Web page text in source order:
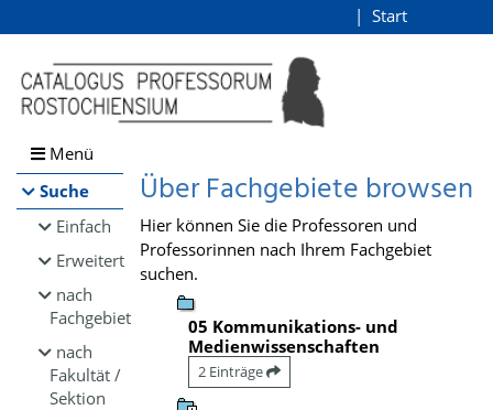
Browsen
direkt zum Inhalt
Start
Menü
Suche
Einfach
Erweitert
nach
Fachgebiet
nach
Fakultät /
Sektion
Über Fachgebiete browsen
Hier können Sie die Professoren und
Professorinnen nach Ihrem Fachgebiet
suchen.
05 Kommunikations- und
Medienwissenschaften
2 Einträge